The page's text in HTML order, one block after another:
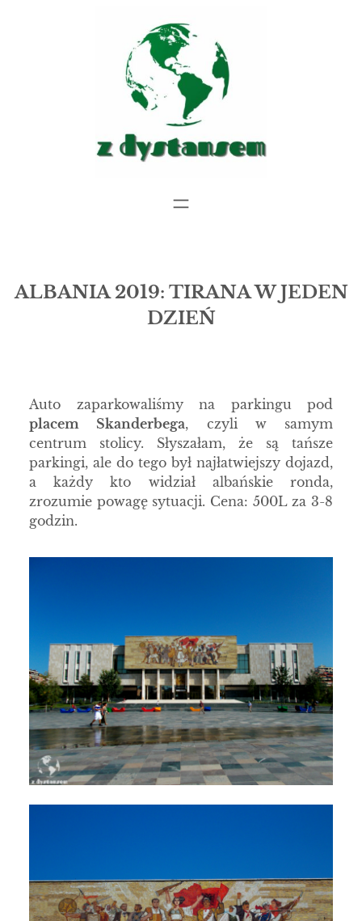
ALBANIA 2019: TIRANA W JEDEN
DZIEŃ
Auto zaparkowaliśmy na parkingu pod
placem Skanderbega, czyli w samym
centrum stolicy. Słyszałam, że są tańsze
parkingi, ale do tego był najłatwiejszy dojazd,
a każdy kto widział albańskie ronda,
zrozumie powagę sytuacji. Cena: 500L za 3-8
godzin.